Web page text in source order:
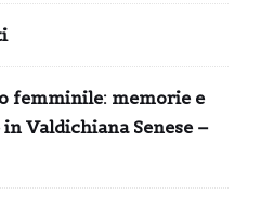
femminile: memorie e
Valdichiana Senese –